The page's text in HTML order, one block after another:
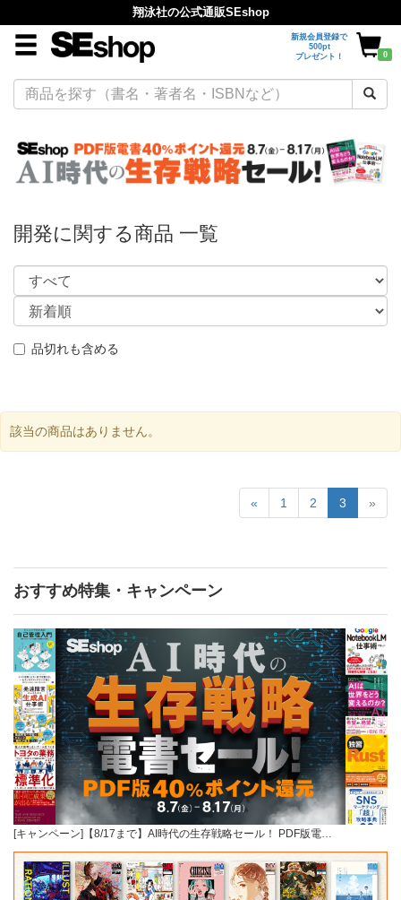
翔泳社の公式通販SEshop
新規会員登録で
500pt
プレゼント！
0
開発に関する商品 一覧
品切れも含める
該当の商品はありません。
« 1 2 3 »
おすすめ特集・キャンペーン
[キャンペーン]【8/17まで】AI時代の生存戦略セール！ PDF版電…